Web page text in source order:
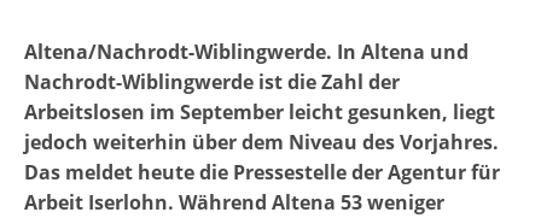
Altena/Nachrodt-Wiblingwerde. In Altena und
Nachrodt-Wiblingwerde ist die Zahl der
Arbeitslosen im September leicht gesunken, liegt
jedoch weiterhin über dem Niveau des Vorjahres.
Das meldet heute die Pressestelle der Agentur für
Arbeit Iserlohn. Während Altena 53 weniger